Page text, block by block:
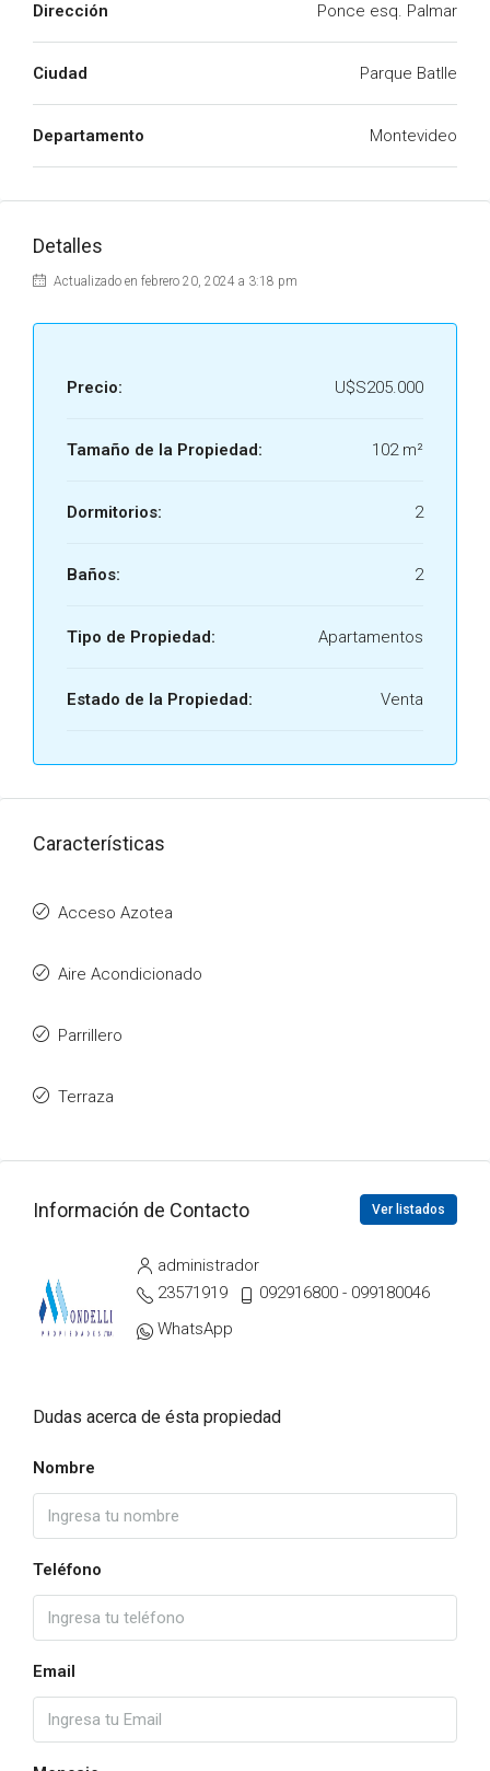
Dirección Ponce esq. Palmar
Ciudad Parque Batlle
Departamento Montevideo
Detalles
Actualizado en febrero 20, 2024 a 3:18 pm
Precio: U$S205.000
Tamaño de la Propiedad: 102 m²
Dormitorios: 2
Baños: 2
Tipo de Propiedad: Apartamentos
Estado de la Propiedad: Venta
Características
Acceso Azotea
Aire Acondicionado
Parrillero
Terraza
Información de Contacto Ver listados
administrador
23571919
092916800 - 099180046
WhatsApp
Dudas acerca de ésta propiedad
Nombre
Teléfono
Email